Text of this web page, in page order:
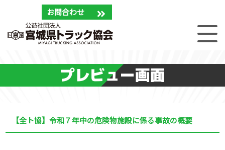
お問合わせ
プレビュー画面
【全ト協】令和７年中の危険物施設に係る事故の概要